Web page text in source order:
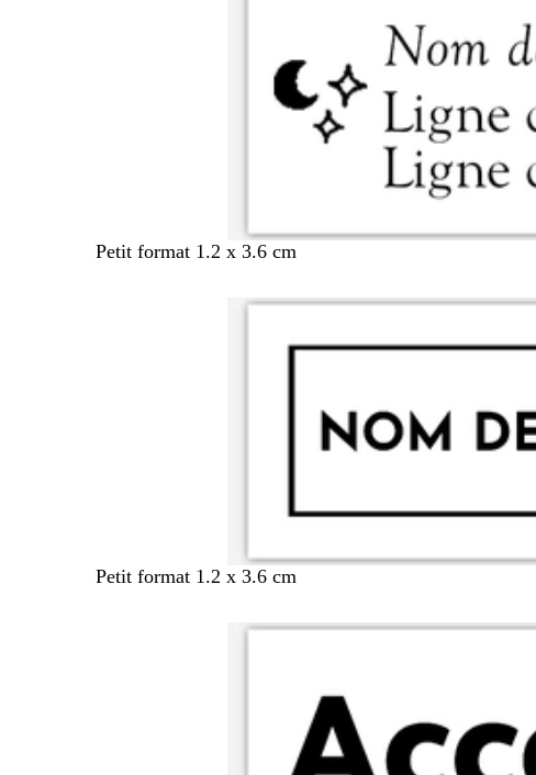
Petit format 1.2 x 3.6 cm
Petit format 1.2 x 3.6 cm